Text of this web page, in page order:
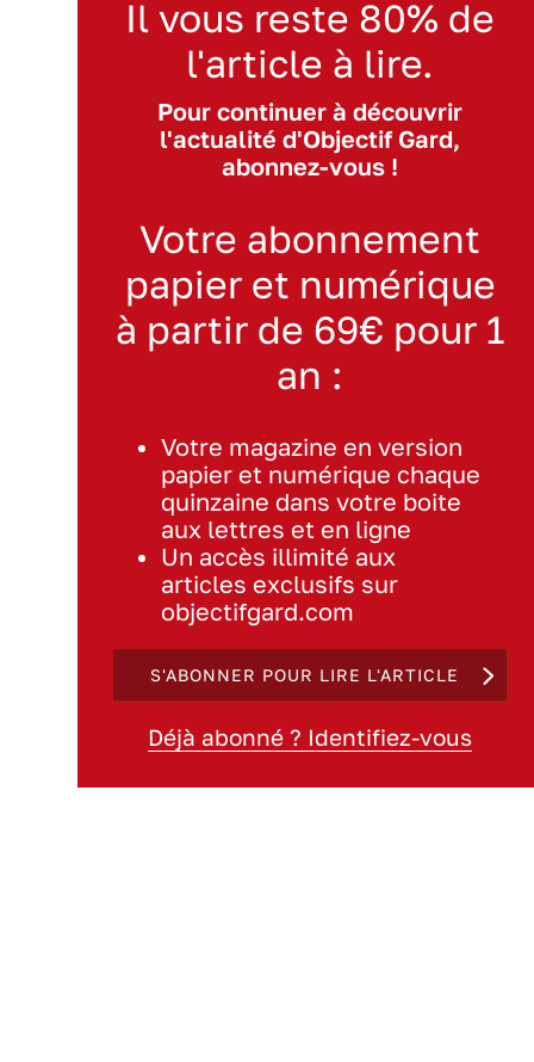
Il vous reste 80% de
l'article à lire.
Pour continuer à découvrir
l'actualité d'Objectif Gard,
abonnez-vous !
Votre abonnement
papier et numérique
à partir de 69€ pour 1
an :
Votre magazine en version
papier et numérique chaque
quinzaine dans votre boite
aux lettres et en ligne
Un accès illimité aux
articles exclusifs sur
objectifgard.com
S'ABONNER POUR LIRE L'ARTICLE
Déjà abonné ? Identifiez-vous